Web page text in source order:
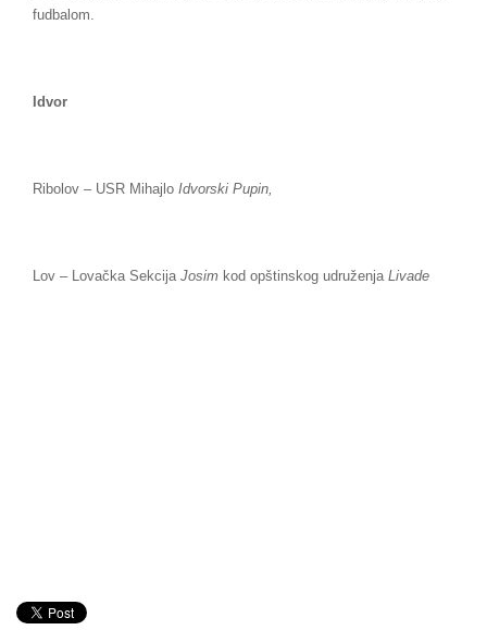
fudbalom.
Idvor
Ribolov – USR Mihajlo Idvorski Pupin,
Lov – Lovačka Sekcija Josim kod opštinskog udruženja Livade